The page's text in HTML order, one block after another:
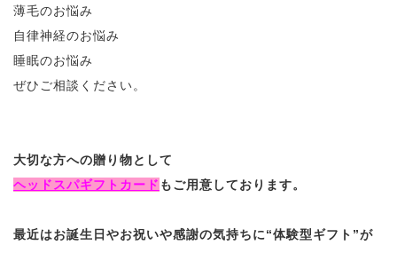
薄毛のお悩み
自律神経のお悩み
睡眠のお悩み
ぜひご相談ください。
大切な方への贈り物として
ヘッドスパギフトカード もご用意しております。
最近はお誕生日やお祝いや感謝の気持ちに“体験型ギフト”が